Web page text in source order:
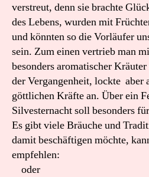
verstreut, denn sie brachte
des Lebens, wurden mit
und könnten so die Vorläufer
sein. Zum einen vertrieb man
besonders aromatischer
der Vergangenheit, lockte aber
göttlichen Kräfte an. Über ein
Silvesternacht soll besonders
Es gibt viele Bräuche und
damit beschäftigen möchte,
empfehlen:
oder